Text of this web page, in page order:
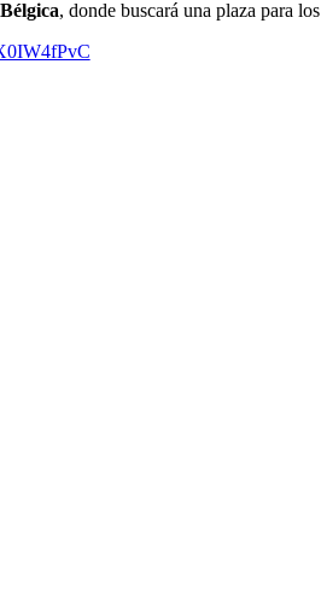
, donde buscará una plaza para los